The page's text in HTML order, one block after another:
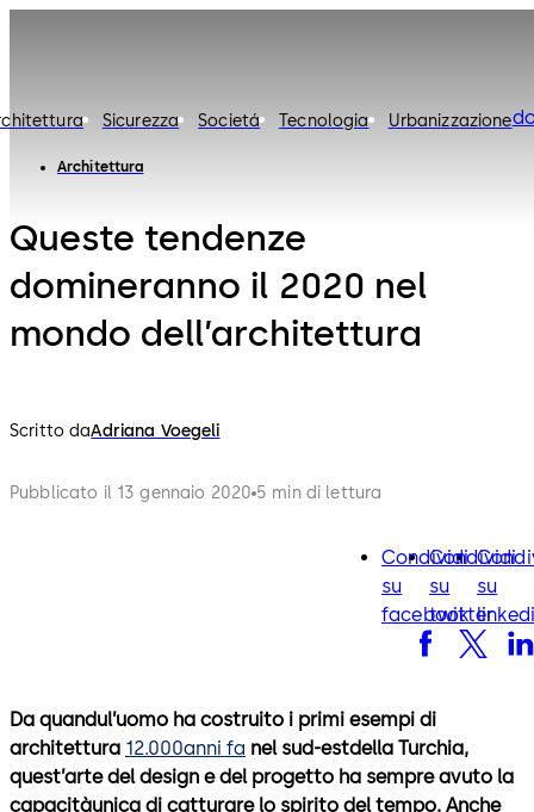
Sicurezza Societá Tecnologia Urbanizzazione
Architettura
Queste tendenze
domineranno il 2020 nel
mondo dell’architettura
Scritto daAdriana Voegeli
Pubblicato il 13 gennaio 2020 5 min di lettura
Condividi
su
facebook
facebook
Condividi
su
twitter
twitter
su
Da quandul’uomo ha costruito i primi esempi di
architettura 12.000anni fa nel sud-estdella Turchia,
quest’arte del design e del progetto ha sempre avuto la
capacitàunica di catturare lo spirito del tempo. Anche